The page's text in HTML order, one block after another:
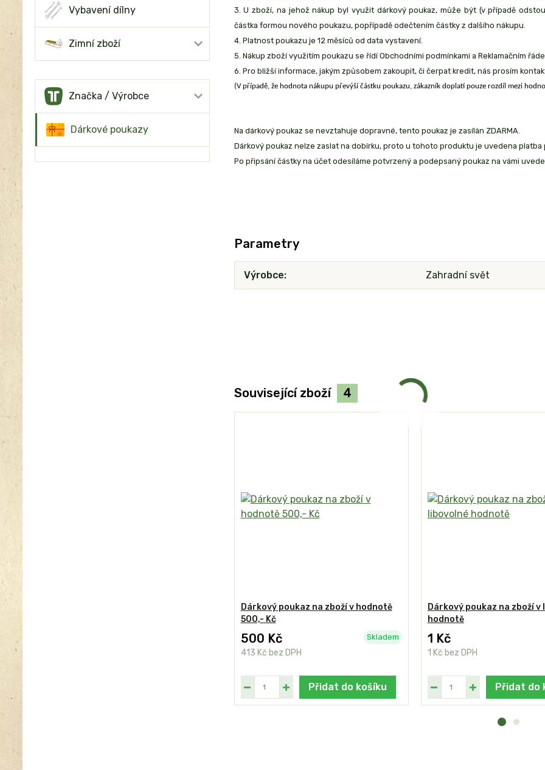
Vybavení dílny
Zimní zboží
Značka / Výrobce
Dárkové poukazy
3. U zboží, na jehož nákup byl využit dárkový poukaz, může být (v případě
částka formou nového poukazu, popřípadě odečtením částky z dalšího nákupu.
4. Platnost poukazu je 12 měsíců od data vystavení.
5. Nákup zboží využitím poukazu se řídí Obchodními podmínkami a Reklamačním
6. Pro bližší informace, jakým způsobem zakoupit, či čerpat kredit, nás prosím
(V případě, že hodnota nákupu převýší částku poukazu, zákazník doplatí pouze rozdíl mezi
Na dárkový poukaz se nevztahuje dopravné, tento poukaz je zasílán ZDARMA.
Dárkový poukaz nelze zaslat na dobírku, proto u tohoto produktu je uvedena
Po připsání částky na účet odesíláme potvrzený a podepsaný poukaz na vámi
Parametry
Výrobce Zahradní svět
Související zboží 4
Dárkový poukaz na zboží v hodnotě
500,- Kč
500 Kč
413 Kč bez DPH
Skladem
Přidat do košíku
Dárkový poukaz na zboží v
hodnotě
1 Kč
1 Kč bez DPH
Přidat do